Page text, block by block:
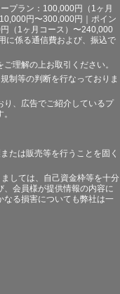
プラン：100,000円（1ヶ月
円〜300,000円｜ポイン
（1ヶ月コース）〜240,000
に係る通信費および、振込で
理解の上お取引ください。
制等の判断を行なっておりま
り、広告でご紹介しているプ
たは販売等を行うことを固く
しては、自己資金枠等を十分
会員様が提供情報の内容に
なる損害についても弊社は一